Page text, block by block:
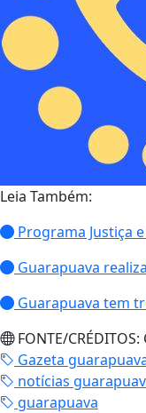
Leia Também:
Programa Justiça
Guarapuava
Guarapuava tem
FONTE/CRÉDITOS:
Gazeta
notícias
guarapuava